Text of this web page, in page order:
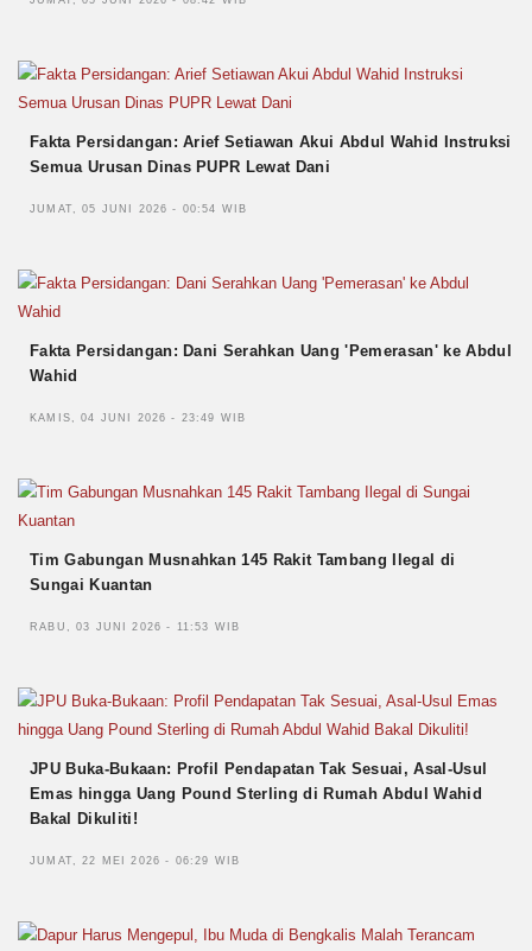
Fakta Persidangan: Arief Setiawan Akui Abdul Wahid Instruksi
Semua Urusan Dinas PUPR Lewat Dani
JUMAT, 05 JUNI 2026 - 00:54 WIB
Fakta Persidangan: Dani Serahkan Uang 'Pemerasan' ke Abdul
Wahid
KAMIS, 04 JUNI 2026 - 23:49 WIB
Tim Gabungan Musnahkan 145 Rakit Tambang Ilegal di
Sungai Kuantan
RABU, 03 JUNI 2026 - 11:53 WIB
JPU Buka-Bukaan: Profil Pendapatan Tak Sesuai, Asal-Usul
Emas hingga Uang Pound Sterling di Rumah Abdul Wahid
Bakal Dikuliti!
JUMAT, 22 MEI 2026 - 06:29 WIB